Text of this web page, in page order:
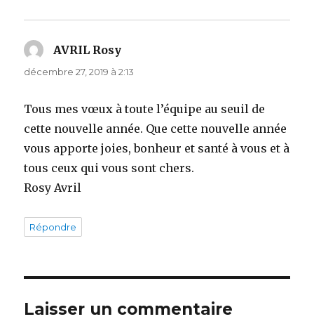
AVRIL Rosy
décembre 27, 2019 à 2:13
Tous mes vœux à toute l’équipe au seuil de
cette nouvelle année. Que cette nouvelle année
vous apporte joies, bonheur et santé à vous et à
tous ceux qui vous sont chers.
Rosy Avril
Répondre
Laisser un commentaire